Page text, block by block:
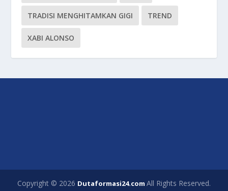
TRADISI MENGHITAMKAN GIGI TREND
XABI ALONSO
Copyright © 2026 Dutaformasi24.com All Rights Reserved.